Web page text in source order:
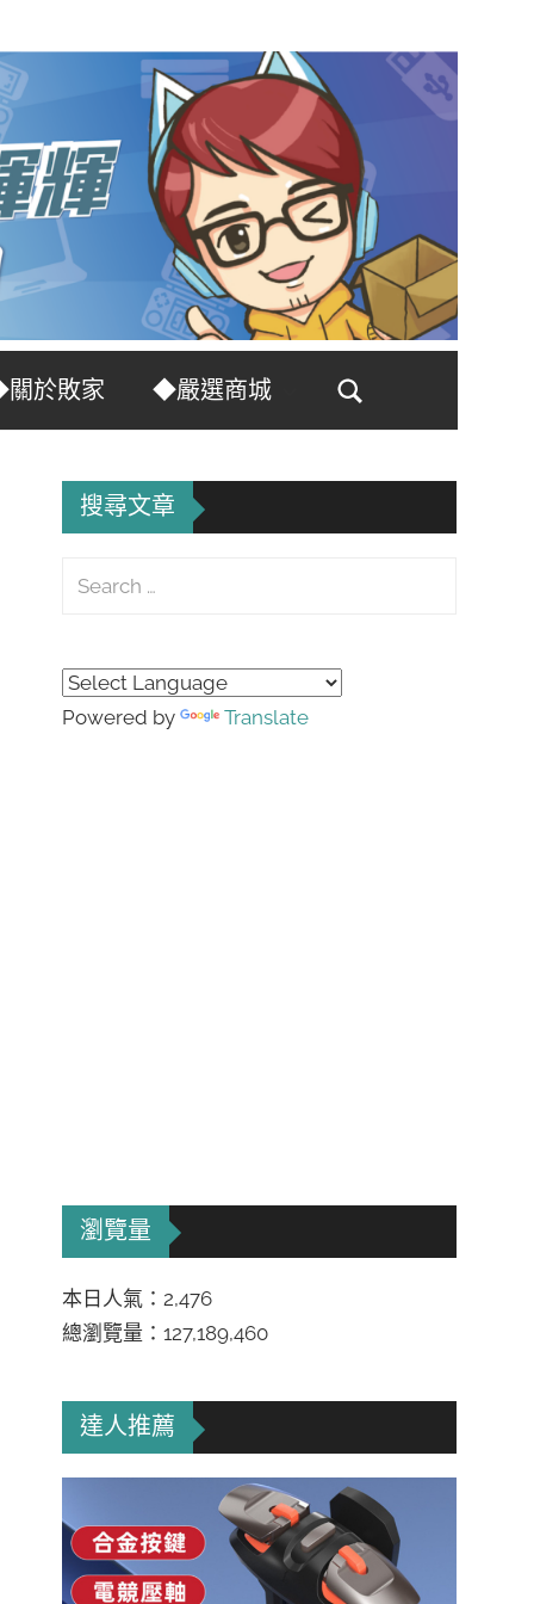
於敗家
◆嚴選商城
Search
搜尋文章
Search
Powered by Translate
瀏覽量
本日人氣：2,476
總瀏覽量：127,189,460
達人推薦